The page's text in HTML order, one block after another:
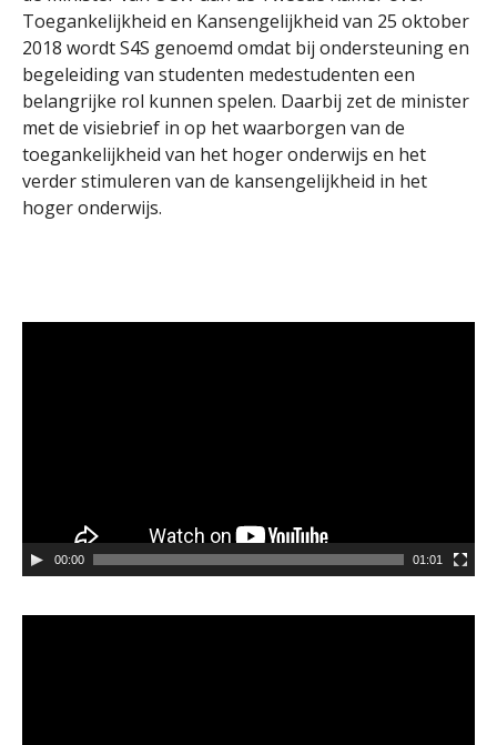
Toegankelijkheid en Kansengelijkheid van 25 oktober
2018 wordt S4S genoemd omdat bij ondersteuning en
begeleiding van studenten medestudenten een
belangrijke rol kunnen spelen. Daarbij zet de minister
met de visiebrief in op het waarborgen van de
toegankelijkheid van het hoger onderwijs en het
verder stimuleren van de kansengelijkheid in het
hoger onderwijs.
00:00 01:01